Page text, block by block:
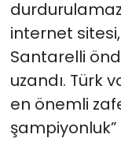
internet
Santarelli
uzandı. Türk
en önemli
şampiyonluk”